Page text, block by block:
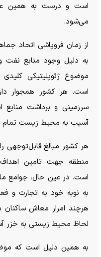
است و درست به همین
می‌شود.
به دلیل وجود منابع
موضوع ژئوپلیتیکی
است. هر کشور همجوار
سرزمینی و برداشت منابع
آسیب به محیط زیست
هر کشور مبالغ قابل‌توجهی
منطقه جهت تامین اهداف
است. در عین حال، جوامع
به نوبه خود به تجارت و
هرچند امرار معاش ساکنان
لحاظ محیط زیستی به خزر
به همین دلیل است که